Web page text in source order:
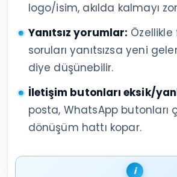
logo/isim, akılda kalmayı
Yanıtsız yorumlar:
soruları yanıtsızsa yeni
diye düşünebilir.
İletişim butonları eksik/
posta, WhatsApp butonları
dönüşüm hattı kopar.